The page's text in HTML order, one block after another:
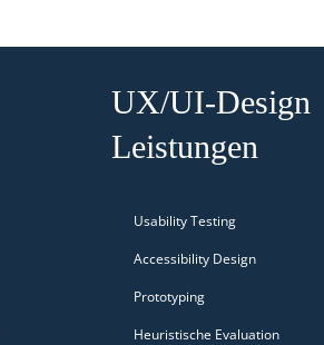
UX/UI-Design
Leistungen
Usability Testing
Accessibility Design
Prototyping
Heuristische Evaluation